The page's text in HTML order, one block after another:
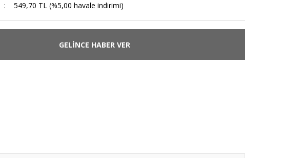
549,70 TL (%5,00 havale indirimi)
GELİNCE HABER VER